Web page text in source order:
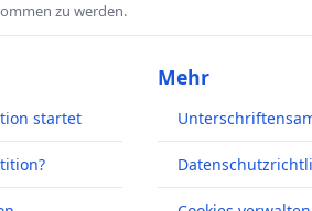
zu werden.
startet
Mehr